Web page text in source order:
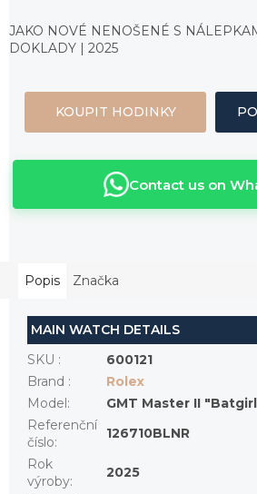
cena:
JAKO NOVÉ NENOŠENÉ S
DOKLADY | 2025
KOUPIT HODINKY
Contact us on
Popis Značka
MAIN WATCH DETAILS
SKU :
600121
Brand :
Rolex
Model :
GMT Master II
Referenční
číslo:
126710BLNR
Rok
výroby:
2025